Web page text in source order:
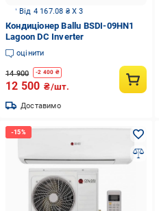
Від 4 167.08 ₴ X 3
Кондиціонер Ballu BSDI-09HN1
Lagoon DC Inverter
оцінити
14 900 -2 400 ₴
12 500 ₴/шт.
Доставимо